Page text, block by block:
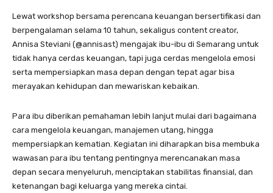
Lewat workshop bersama perencana keuangan bersertifikasi dan
berpengalaman selama 10 tahun, sekaligus content creator,
Annisa Steviani (@annisast) mengajak ibu-ibu di Semarang untuk
tidak hanya cerdas keuangan, tapi juga cerdas mengelola emosi
serta mempersiapkan masa depan dengan tepat agar bisa
merayakan kehidupan dan mewariskan kebaikan.
Para ibu diberikan pemahaman lebih lanjut mulai dari bagaimana
cara mengelola keuangan, manajemen utang, hingga
mempersiapkan kematian. Kegiatan ini diharapkan bisa membuka
wawasan para ibu tentang pentingnya merencanakan masa
depan secara menyeluruh, menciptakan stabilitas finansial, dan
ketenangan bagi keluarga yang mereka cintai.